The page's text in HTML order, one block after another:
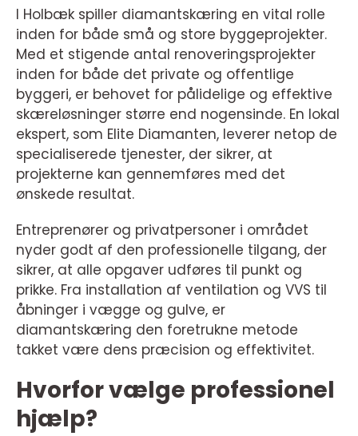
I Holbæk spiller diamantskæring en vital rolle
inden for både små og store byggeprojekter.
Med et stigende antal renoveringsprojekter
inden for både det private og offentlige
byggeri, er behovet for pålidelige og effektive
skæreløsninger større end nogensinde. En lokal
ekspert, som Elite Diamanten, leverer netop de
specialiserede tjenester, der sikrer, at
projekterne kan gennemføres med det
ønskede resultat.
Entreprenører og privatpersoner i området
nyder godt af den professionelle tilgang, der
sikrer, at alle opgaver udføres til punkt og
prikke. Fra installation af ventilation og VVS til
åbninger i vægge og gulve, er
diamantskæring den foretrukne metode
takket være dens præcision og effektivitet.
Hvorfor vælge professionel
hjælp?